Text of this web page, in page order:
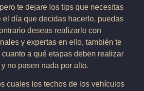
te dejare los tips que necesitas
el día que decidas hacerlo, puedas
deseas realizarlo con
y expertas en ello, también te
a qué etapas deben realizar
no pasen nada por alto.
cuales los techos de los vehículos